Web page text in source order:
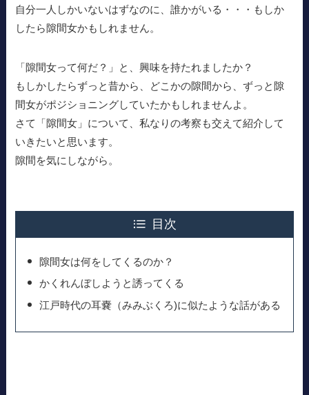
自分一人しかいないはずなのに、誰かがいる・・・もしか
したら隙間女かもしれません。
「隙間女って何だ？」と、興味を持たれましたか？
もしかしたらずっと昔から、どこかの隙間から、ずっと隙
間女がポジショニングしていたかもしれませんよ。
さて「隙間女」について、私なりの考察も交えて紹介して
いきたいと思います。
隙間を気にしながら。
目次
隙間女は何をしてくるのか？
かくれんぼしようと誘ってくる
江戸時代の耳嚢（みみぶくろ)に似たような話がある